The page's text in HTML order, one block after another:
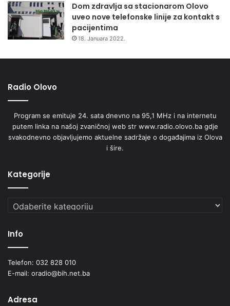
Dom zdravlja sa stacionarom Olovo
uveo nove telefonske linije za kontakt s
pacijentima
18. Januara 2022.
Radio Olovo
Program se emituje 24. sata dnevno na 95,1 MHz i na internetu
putem linka na našoj zvaničnoj web str www.radio.olovo.ba gdje
svakodnevno objavljujemo aktuelne sadržaje o događajima iz Olova
i šire.
Kategorije
Kategorije
Info
Telefon: 032 828 010
E-mail: oradio@bih.net.ba
Adresa